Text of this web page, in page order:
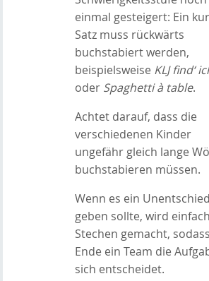
einmal gesteigert: Ein
Satz muss rückwärts
buchstabiert werden,
beispielsweise KLJ find‘
oder Spaghetti à table.
Achtet darauf, dass die
verschiedenen Kinder
ungefähr gleich lange
buchstabieren müssen.
Wenn es ein
geben sollte, wird
Stechen gemacht,
Ende ein Team die
sich entscheidet.